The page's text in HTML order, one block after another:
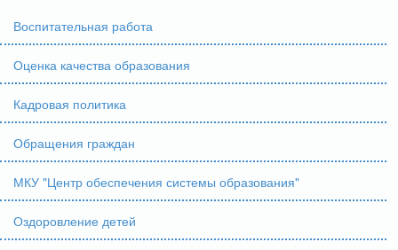
Воспитательная работа
Оценка качества образования
Кадровая политика
Обращения граждан
МКУ "Центр обеспечения системы образования"
Оздоровление детей